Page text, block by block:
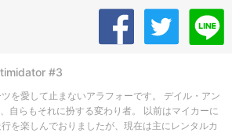
#3
を愛して止まないアラフォーです。 デイル・アン
自らもそれに扮する変わり者。 以前はマイカーに
を楽しんでおりましたが、現在は主にレンタルカ